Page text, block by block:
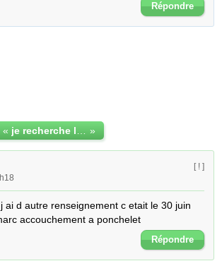
Répondre
« »
[ ! ]
ai d autre renseignement c etait le 30 juin
accouchement a ponchelet
Répondre